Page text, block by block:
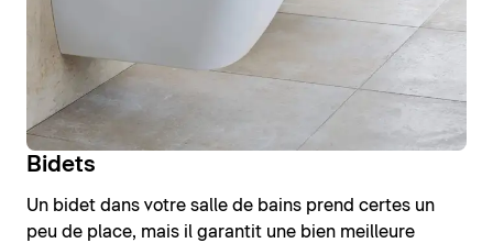
Bidets
Un bidet dans votre salle de bains prend certes un
peu de place, mais il garantit une bien meilleure